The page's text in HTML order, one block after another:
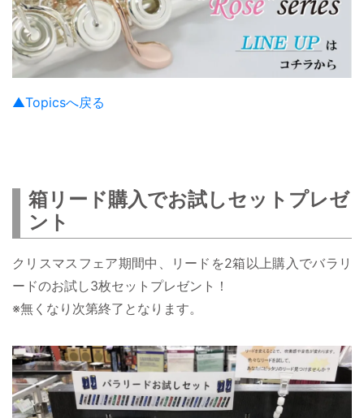
▲Topicsへ戻る
箱リード購入でお試しセットプレゼ
ント
クリスマスフェア期間中、リードを2箱以上購入でバラリ
ードのお試し3枚セットプレゼント！
※無くなり次第終了となります。